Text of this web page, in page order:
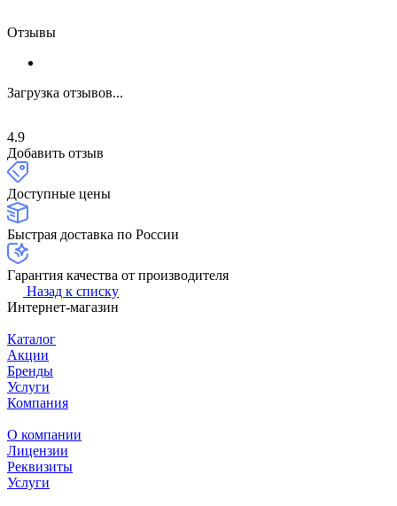
Отзывы
Загрузка отзывов...
4.9
Добавить отзыв
Доступные цены
Быстрая доставка по России
Гарантия качества от производителя
Назад к списку
Интернет-магазин
Каталог
Акции
Бренды
Услуги
Компания
О компании
Лицензии
Реквизиты
Услуги